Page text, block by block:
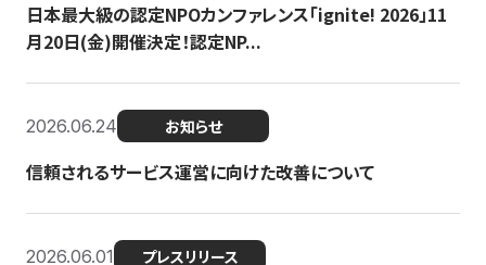
日本最大級の認定NPOカンファレンス「ignite! 2026」11
月20日(金)開催決定！認定NP...
2026.06.24 お知らせ
信頼されるサービス運営に向けた改善について
2026.06.01 プレスリリース